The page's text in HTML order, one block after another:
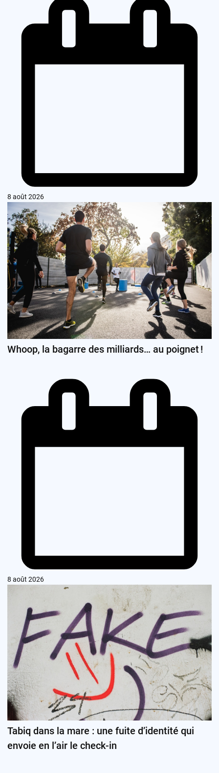
8 août 2026
Whoop, la bagarre des milliards… au poignet !
8 août 2026
Tabiq dans la mare : une fuite d’identité qui
envoie en l’air le check-in